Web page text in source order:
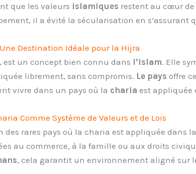
que les valeurs islamiques restent au cœur de
il a évité la sécularisation en s’assurant
Destination Idéale pour la Hijra
, est un concept bien connu dans l’islam. Elle
librement, sans compromis. Le paysoffre
vivre dans un pays où la chariaest appliquée
Comme Système de Valeurs et de Lois
des rares pays où la charia est appliquée
au commerce, à la famille ou aux droits
, cela garantit un environnement aligné sur